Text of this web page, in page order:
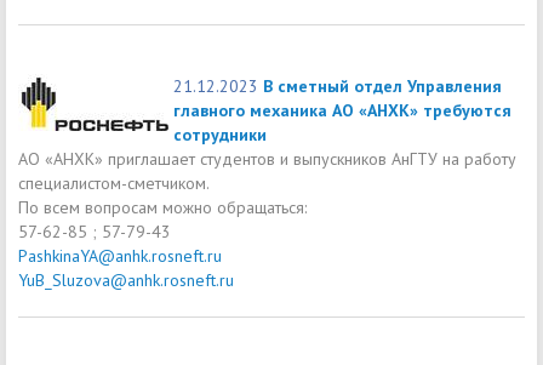
21.12.2023 В сметный отдел Управления
главного механика АО «АНХК» требуются
сотрудники
АО «АНХК» приглашает студентов и выпускников АнГТУ на работу
специалистом-сметчиком.
По всем вопросам можно обращаться:
57-62-85 ; 57-79-43
PashkinaYA@anhk.rosneft.ru
YuB_Sluzova@anhk.rosneft.ru